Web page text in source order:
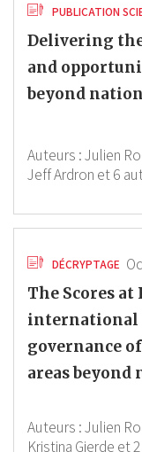
PUBLICATION
Delivering
and
beyond
Auteurs :Julien
Jeff Ardron et 6
DÉCRYPTAGE
The Scores
international
governance
areas
Auteurs :Julien
Kristina Gjerde et